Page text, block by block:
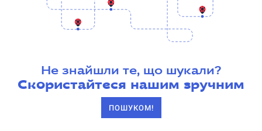
Не знайшли те, що шукали?
Скористайтеся нашим зручним
ПОШУКОМ!